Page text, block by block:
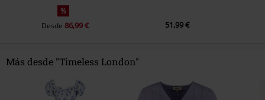
%
Desde 86,99 € 51,99 €
Más desde "Timeless London"